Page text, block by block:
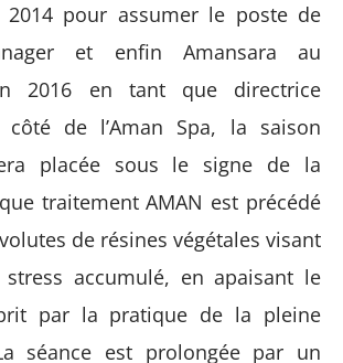
2014 pour assumer le poste de
et enfin Amansara au
2016 en tant que directrice
côté de l’Aman Spa, la saison
placée sous le signe de la
traitement AMAN est précédé
de résines végétales visant
accumulé, en apaisant le
par la pratique de la pleine
séance est prolongée par un